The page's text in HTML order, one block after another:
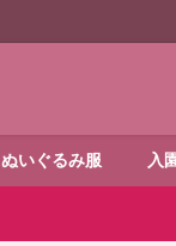
ぬいぐるみ服 入